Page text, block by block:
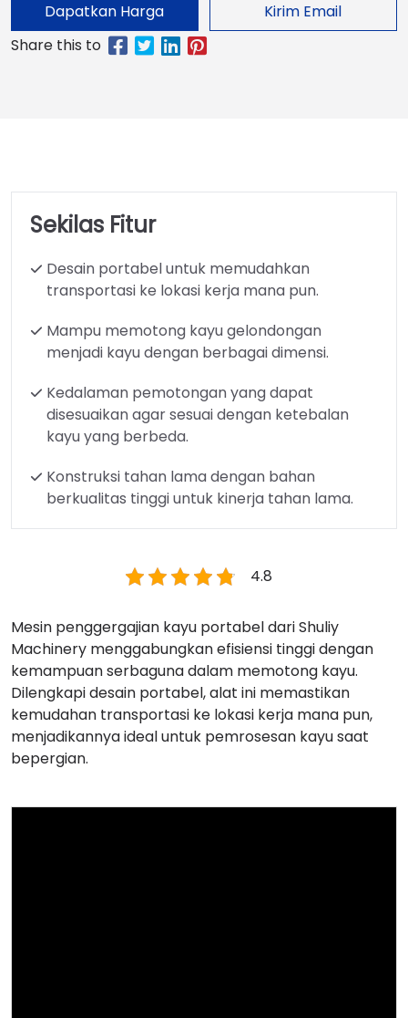
Dapatkan Harga Kirim Email
Sekilas Fitur
Desain portabel untuk memudahkan
transportasi ke lokasi kerja mana pun.
Mampu memotong kayu gelondongan
menjadi kayu dengan berbagai dimensi.
Kedalaman pemotongan yang dapat
disesuaikan agar sesuai dengan ketebalan
kayu yang berbeda.
Konstruksi tahan lama dengan bahan
berkualitas tinggi untuk kinerja tahan lama.
4.8
Mesin penggergajian kayu portabel dari Shuliy
Machinery menggabungkan efisiensi tinggi dengan
kemampuan serbaguna dalam memotong kayu.
Dilengkapi desain portabel, alat ini memastikan
kemudahan transportasi ke lokasi kerja mana pun,
menjadikannya ideal untuk pemrosesan kayu saat
bepergian.